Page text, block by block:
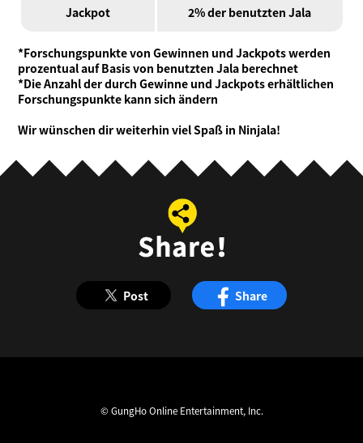
Jackpot 2% der benutzten Jala
*Forschungspunkte von Gewinnen und Jackpots werden
prozentual auf Basis von benutzten Jala berechnet
*Die Anzahl der durch Gewinne und Jackpots erhältlichen
Forschungspunkte kann sich ändern
Wir wünschen dir weiterhin viel Spaß in Ninjala!
Post Share
© GungHo Online Entertainment, Inc.